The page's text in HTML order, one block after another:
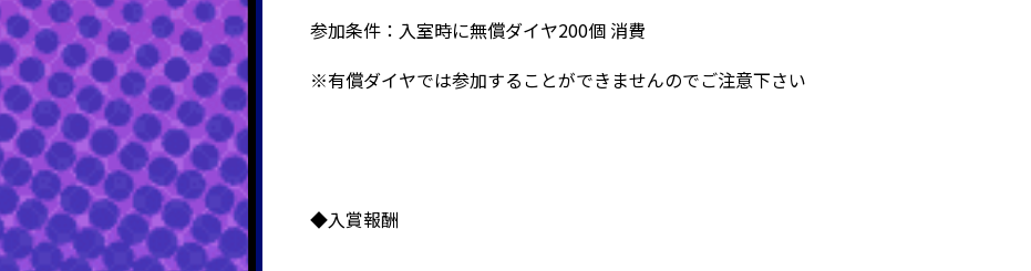
参加条件：入室時に無償ダイヤ200個 消費
※有償ダイヤでは参加することができませんのでご注意下さい
◆入賞報酬